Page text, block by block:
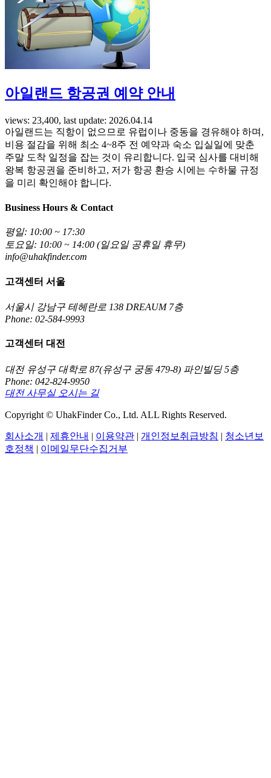
아일랜드 항공권 예약 안내
views: 23,400, last update: 2026.04.14
아일랜드는 직항이 없으므로 유럽이나 중동을 경유해야 하며,
비용 절감을 위해 최소 4~8주 전 예약과 숙소 입실일에 맞춘
주말 도착 일정을 잡는 것이 유리합니다. 입국 심사를 대비해
왕복 항공권을 준비하고, 저가 항공 환승 시에는 수하물 규정
을 미리 확인해야 합니다.
Business Hours & Contact
평일: 10:00 ~ 17:30
토요일: 10:00 ~ 14:00 (일요일 공휴일 휴무)
info@uhakfinder.com
고객센터 서울
서울시 강남구 테헤란로 138 DREAUM 7층
Phone: 02-584-9993
고객센터 대전
대전 유성구 대학로 87(유성구 궁동 479-8) 파인빌딩 5층
Phone: 042-824-9950
대전 사무실 오시는 길
Copyright © UhakFinder Co., Ltd. ALL Rights Reserved.
회사소개 | 제휴안내 | 이용약관 | 개인정보취급방침 | 청소년보
호정책 | 이메일무단수집거부